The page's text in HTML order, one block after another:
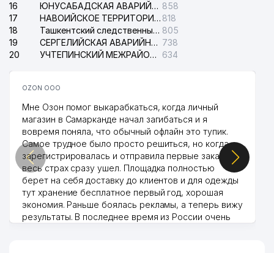
16
ЮНУСАБАДСКАЯ АВАРИЙНАЯ СЛУЖБА ЭЛЕКТРОСЕТИ 858
17
НАВОИЙСКОЕ ТЕРРИТОРИАЛЬНОЕ ПРЕДПРИЯТИЕ ЭЛЕКТРОСЕТИ АО 818
18
Ташкентский следственный изолятор 805
19
СЕРГЕЛИЙСКАЯ АВАРИЙНАЯ СЛУЖБА ЭЛЕКТРОСЕТИ 738
20
УЧТЕПИНСКИЙ МЕЖРАЙОННЫЙ СУД ПО ГРАЖДАНСКИМ ДЕЛАМ 634
OZON ООО
Мне Озон помог выкарабкаться, когда личный
магазин в Самарканде начал загибаться и я
вовремя поняла, что обычный офлайн это тупик.
Самое трудное было просто решиться, но когда
зарегистрировалась и отправила первые заказы,
весь страх сразу ушел. Площадка полностью
берет на себя доставку до клиентов и для одежды
тут хранение бесплатное первый год, хорошая
экономия. Раньше боялась рекламы, а теперь вижу
результаты. В последнее время из России очень